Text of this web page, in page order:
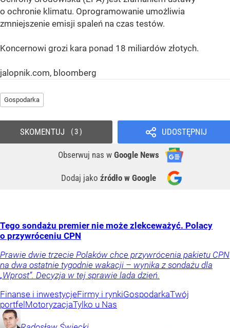
o ochronie klimatu. Oprogramowanie umożliwia
zmniejszenie emisji spaleń na czas testów.
Koncernowi grozi kara ponad 18 miliardów złotych.
jalopnik.com, bloomberg
Gospodarka
UDOSTĘPNIJ
Obserwuj nas w Google News
Dodaj jako źródło w Google
SKOMENTUJ 3
Tego sondażu premier nie może zlekceważyć. Polacy
o przywróceniu CPN
Prawie dwie trzecie Polaków chce przywrócenia pakietu CPN
na dwa ostatnie tygodnie wakacji – wynika z sondażu dla
„Wprost”. Decyzja w tej sprawie lada dzień.
Finanse i inwestycjeFirmy i rynkiGospodarkaTwój
portfel MotoryzacjaTylko u Nas